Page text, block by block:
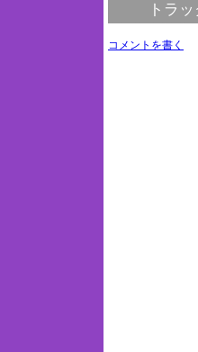
トラ
コメントを書く